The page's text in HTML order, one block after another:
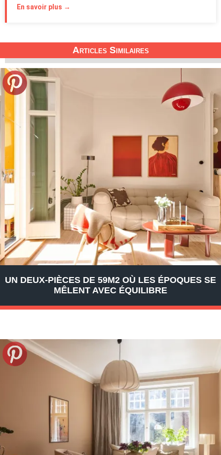
En savoir plus →
Articles Similaires
UN DEUX-PIÈCES DE 59M2 OÙ LES ÉPOQUES SE
MÊLENT AVEC ÉQUILIBRE